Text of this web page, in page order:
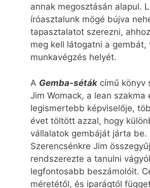
annak megosztásán alapul.
íróasztalunk mögé bújva
tapasztalatot szerezni,
meg kell látogatni a gembát,
munkavégzés helyét.
A Gemba-séták című könyv
Jim Womack, a lean szakma
legismertebb képviselője,
évet töltött azzal, hogy
vállalatok gembáját járta be.
Szerencsénkre Jim
rendszerezte a tanulni
legfontosabb beszámolóit.
méretétől, és iparágtól